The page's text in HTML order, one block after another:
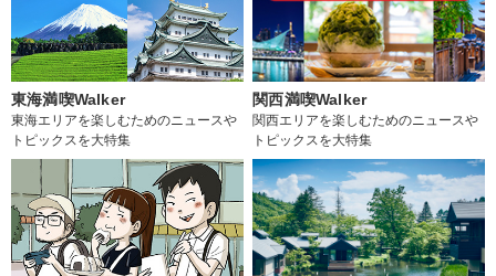
東海満喫Walker
東海エリアを楽しむためのニュースや
トピックスを大特集
関西満喫Walker
関西エリアを楽しむためのニュースや
トピックスを大特集